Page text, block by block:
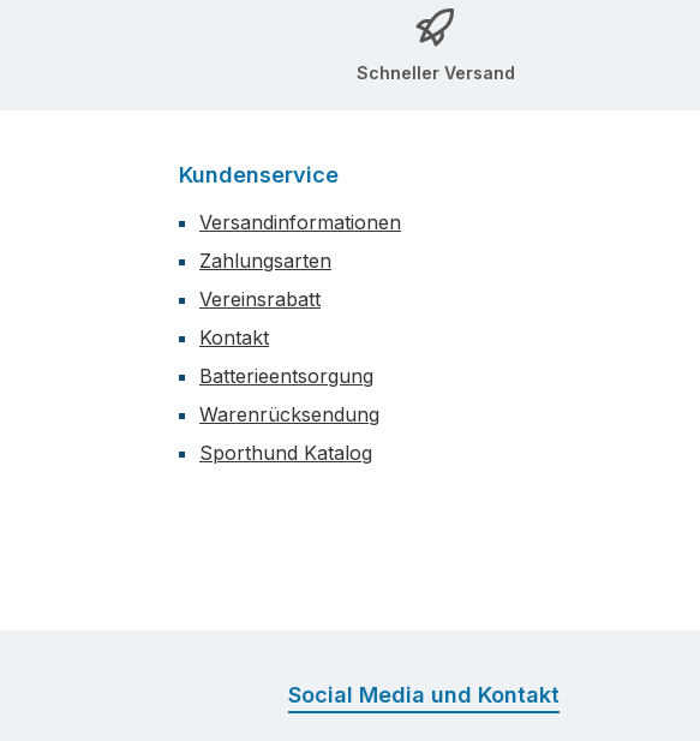
Schneller Versand
Kundenservice
Versandinformationen
Zahlungsarten
Vereinsrabatt
Kontakt
Batterieentsorgung
Warenrücksendung
Sporthund Katalog
Social Media und Kontakt